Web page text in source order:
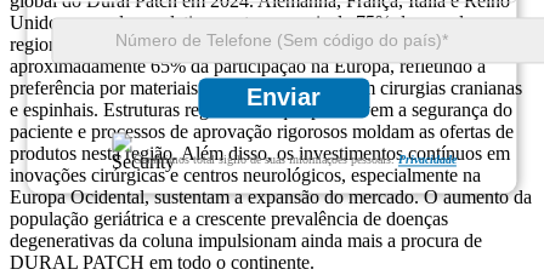
Enviar
Garantimos total sigilo de suas informações pessoais.Privacidade
Unido respondem coletivamente por mais de 75% das vendas
regionais. Os adesivos durais biológicos representam
aproximadamente 65% da participação na Europa, refletindo a
preferência por materiais à base de colágeno em cirurgias cranianas
e espinhais. Estruturas regulatórias que promovem a segurança do
paciente e processos de aprovação rigorosos moldam as ofertas de
produtos nesta região. Além disso, os investimentos contínuos em
inovações cirúrgicas e centros neurológicos, especialmente na
Europa Ocidental, sustentam a expansão do mercado. O aumento da
população geriátrica e a crescente prevalência de doenças
degenerativas da coluna impulsionam ainda mais a procura de
DURAL PATCH em todo o continente.